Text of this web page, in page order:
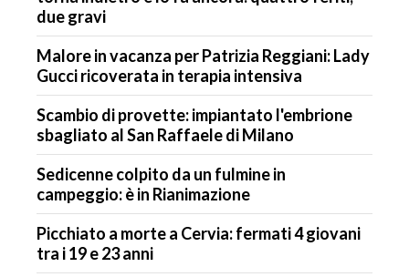
due gravi
Malore in vacanza per Patrizia Reggiani: Lady
Gucci ricoverata in terapia intensiva
Scambio di provette: impiantato l'embrione
sbagliato al San Raffaele di Milano
Sedicenne colpito da un fulmine in
campeggio: è in Rianimazione
Picchiato a morte a Cervia: fermati 4 giovani
tra i 19 e 23 anni